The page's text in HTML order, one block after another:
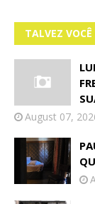
TALVEZ
August 07,